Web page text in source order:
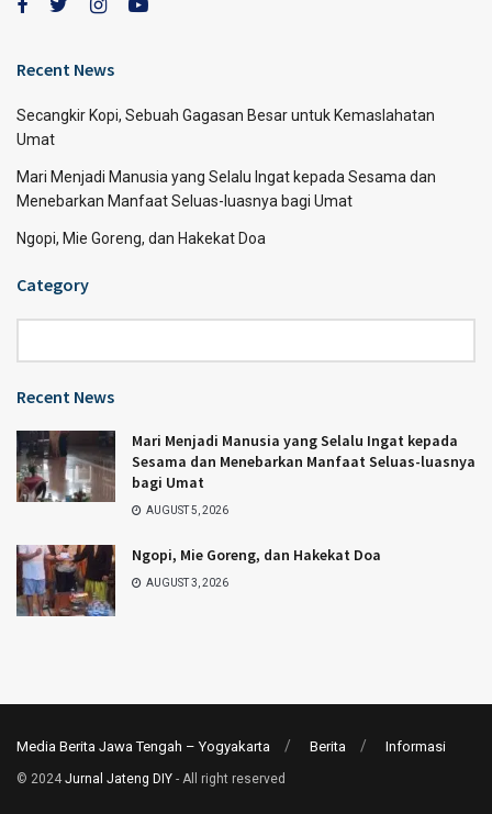
Recent News
Secangkir Kopi, Sebuah Gagasan Besar untuk Kemaslahatan
Umat
Mari Menjadi Manusia yang Selalu Ingat kepada Sesama dan
Menebarkan Manfaat Seluas-luasnya bagi Umat
Ngopi, Mie Goreng, dan Hakekat Doa
Category
Recent News
Mari Menjadi Manusia yang Selalu Ingat kepada
Sesama dan Menebarkan Manfaat Seluas-luasnya
bagi Umat
AUGUST 5, 2026
Ngopi, Mie Goreng, dan Hakekat Doa
AUGUST 3, 2026
Media Berita Jawa Tengah – Yogyakarta Berita Informasi
© 2024 Jurnal Jateng DIY - All right reserved